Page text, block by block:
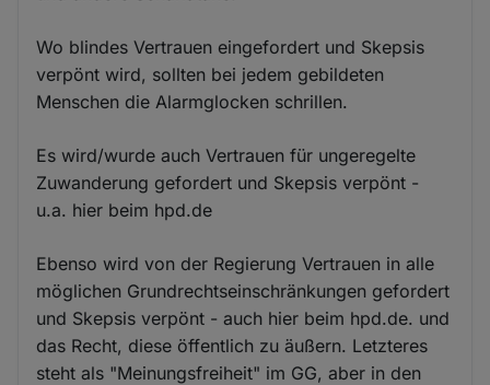
Wo blindes Vertrauen eingefordert und Skepsis
verpönt wird, sollten bei jedem gebildeten
Menschen die Alarmglocken schrillen.
Es wird/wurde auch Vertrauen für ungeregelte
Zuwanderung gefordert und Skepsis verpönt -
u.a. hier beim hpd.de
Ebenso wird von der Regierung Vertrauen in alle
möglichen Grundrechtseinschränkungen gefordert
und Skepsis verpönt - auch hier beim hpd.de. und
das Recht, diese öffentlich zu äußern. Letzteres
steht als "Meinungsfreiheit" im GG, aber in den